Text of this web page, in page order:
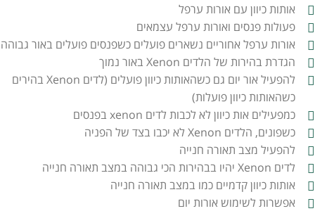
אותות כיוון עם אורות ערפל
פעולות פנסים ואורות ערפל עצמאים
אורות ערפל אחוריים נשארים פועלים כשפנסים פועלים באור גבוהה
הגדרת בהירות של הלדים Xenon באור נמוך
להפעיל אור יום גם כשהאותות כיוון פועלים (לדים Xenon בהירים
כשהאותות כיוון פועלות)
כמפעילים אות כיוון לא לכבות לדים xenon בפנסים
כשפונים, הלדים Xenon לא יכבו בצד של הפניה
להפעיל מצב תאורה חנייה
לדים Xenon יהיו בבהירות הכי גבוהה במצב תאורה חנייה
אותות כיוון קדמיים כמו במצב תאורה חנייה
אפשרות לשימוש אורות יום